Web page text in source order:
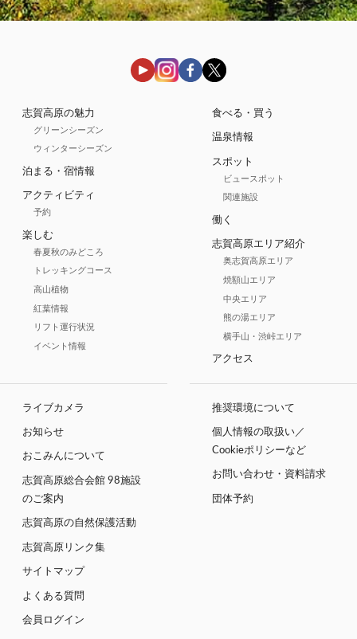
志賀高原の魅力
グリーンシーズン
ウィンターシーズン
泊まる・宿情報
アクティビティ
予約
楽しむ
春夏秋のみどころ
トレッキングコース
高山植物
紅葉情報
リフト運行状況
イベント情報
食べる・買う
温泉情報
スポット
ビュースポット
関連施設
働く
志賀高原エリア紹介
奥志賀高原エリア
焼額山エリア
中央エリア
熊の湯エリア
横手山・渋峠エリア
アクセス
ライブカメラ
お知らせ
おこみんについて
志賀高原総合会館 98施設
のご案内
志賀高原の自然保護活動
志賀高原リンク集
サイトマップ
よくある質問
会員ログイン
推奨環境について
個人情報の取扱い／
Cookieポリシーなど
お問い合わせ・資料請求
団体予約